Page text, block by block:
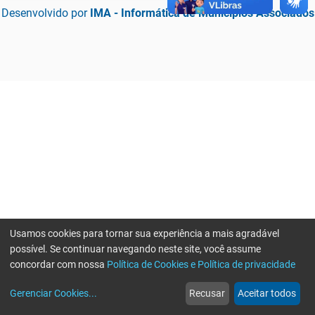
Desenvolvido por IMA - Informática de Municípios Associados
web
Notícias
more_horiz
Mais
Usamos cookies para tornar sua experiência a mais agradável
possível. Se continuar navegando neste site, você assume
concordar com nossa Política de Cookies e Política de privacidade
Gerenciar Cookies... Recusar Aceitar todos
Erro ao enviar informações, por favor tente novamente